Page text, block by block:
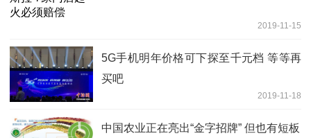
2019-11-15
5G手机明年价格可下探至千元档 等等再
买吧
2019-11-18
中国农业正在亮出“金字招牌” 但也有短板